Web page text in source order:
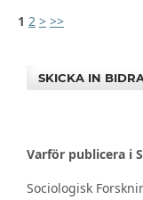
1 2 > >>
SKICKA IN
Varför publicera i
Sociologisk